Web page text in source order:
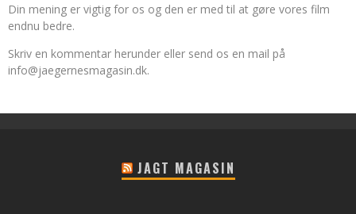
Din mening er vigtig for os og den er med til at gøre vores film
endnu bedre.
Skriv en kommentar herunder eller send os en mail på
info@jaegernesmagasin.dk.
JAGT MAGASIN